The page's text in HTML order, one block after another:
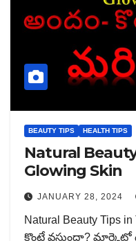
BEAUTY TIPS HEALTH TIPS
Natural
Glowing Skin
JANUARY 28, 2024
Natural Beauty Tips
కొంటే వస్తుందా?